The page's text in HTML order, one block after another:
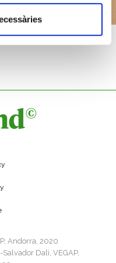
Andorra, 2020
Dalí, VEGAP,